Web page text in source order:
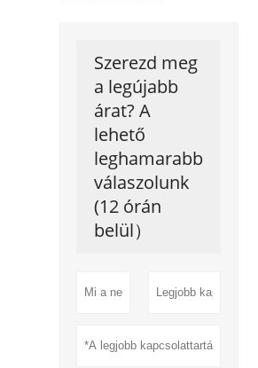
Szerezd meg
a legújabb
árat? A
lehető
leghamarabb
válaszolunk
(12 órán
belül）